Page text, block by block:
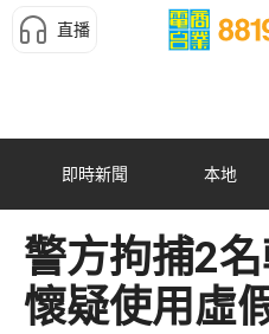
直播
即時新聞 本地
警方拘捕2
懷疑使用虛